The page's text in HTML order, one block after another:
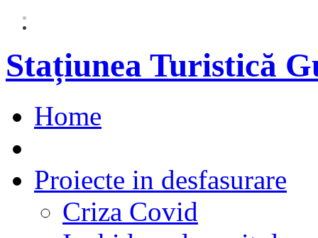
Stațiunea Turistică
Home
Proiecte in desfasurare
Criza Covid